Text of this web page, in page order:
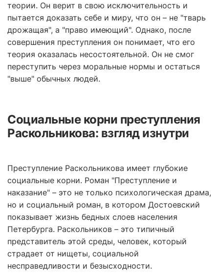
теории. Он верит в свою исключительность и
пытается доказать себе и миру, что он – не "тварь
дрожащая", а "право имеющий". Однако, после
совершения преступления он понимает, что его
теория оказалась несостоятельной. Он не смог
переступить через моральные нормы и остаться
"выше" обычных людей.
Социальные корни преступления
Раскольникова: взгляд изнутри
Преступление Раскольникова имеет глубокие
социальные корни. Роман "Преступление и
наказание" – это не только психологическая драма,
но и социальный роман, в котором Достоевский
показывает жизнь бедных слоев населения
Петербурга. Раскольников – это типичный
представитель этой среды, человек, который
страдает от нищеты, социальной
несправедливости и безысходности.